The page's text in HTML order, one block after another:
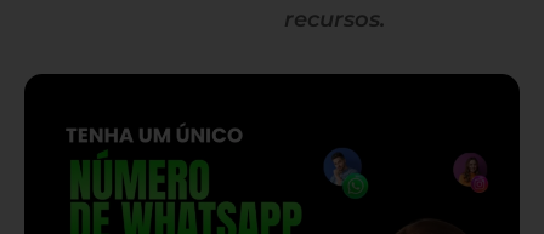
recursos.